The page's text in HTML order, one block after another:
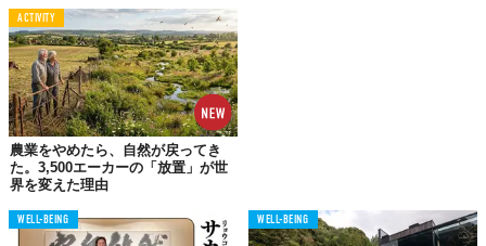
がらサウナ体験ができるという。
スノコ部分には静岡県産の木材を使用するなど、地域資源の活用
も図られている。外装は、静鉄バスの復刻デザインをサバス仕様
にアレンジしたものが採用された。
ACTIVITY
農業をやめたら、自然が戻ってき
た。3,500エーカーの「放置」が世
界を変えた理由
WELL-BEING WELL-BEING